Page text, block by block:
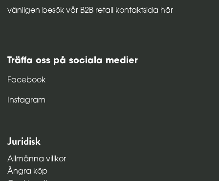
vänligen besök vår B2B retail kontaktsida här
Träffa oss på sociala medier
Facebook
Instagram
Juridisk
Allmänna villkor
Ångra köp